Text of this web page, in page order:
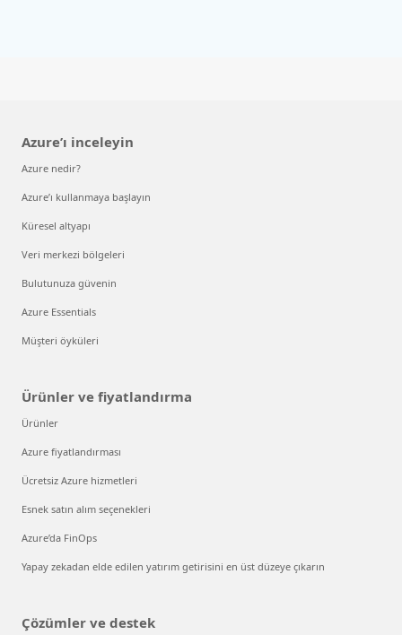
Azure’ı inceleyin
Azure nedir?
Azure’ı kullanmaya başlayın
Küresel altyapı
Veri merkezi bölgeleri
Bulutunuza güvenin
Azure Essentials
Müşteri öyküleri
Ürünler ve fiyatlandırma
Ürünler
Azure fiyatlandırması
Ücretsiz Azure hizmetleri
Esnek satın alım seçenekleri
Azure’da FinOps
Yapay zekadan elde edilen yatırım getirisini en üst düzeye çıkarın
Çözümler ve destek